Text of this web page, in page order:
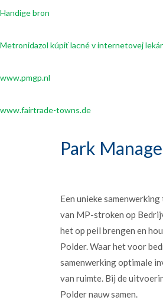
Handige bron
Metronidazol kúpiť lacné v internetovej
www.pmgp.nl
www.fairtrade-towns.de
Park
Een unieke
van MP-stroken op
het op peil brengen en
Polder. Waar het voor
samenwerking optimale
van ruimte. Bij de
Polder nauw samen.